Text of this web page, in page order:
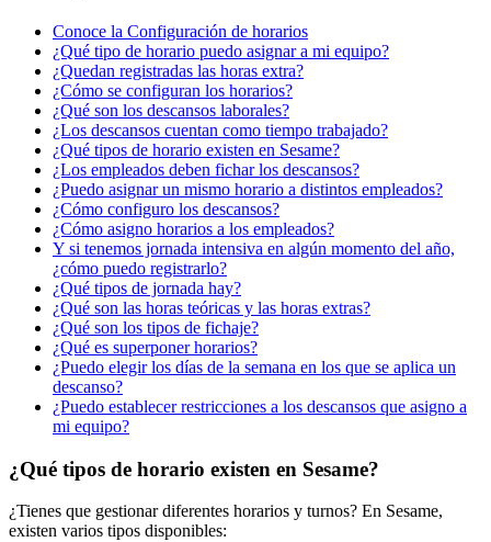
Conoce la Configuración de horarios
¿Qué tipo de horario puedo asignar a mi equipo?
¿Quedan registradas las horas extra?
¿Cómo se configuran los horarios?
¿Qué son los descansos laborales?
¿Los descansos cuentan como tiempo trabajado?
¿Qué tipos de horario existen en Sesame?
¿Los empleados deben fichar los descansos?
¿Puedo asignar un mismo horario a distintos empleados?
¿Cómo configuro los descansos?
¿Cómo asigno horarios a los empleados?
Y si tenemos jornada intensiva en algún momento del año,
¿cómo puedo registrarlo?
¿Qué tipos de jornada hay?
¿Qué son las horas teóricas y las horas extras?
¿Qué son los tipos de fichaje?
¿Qué es superponer horarios?
¿Puedo elegir los días de la semana en los que se aplica un
descanso?
¿Puedo establecer restricciones a los descansos que asigno a
mi equipo?
¿Qué tipos de horario existen en Sesame?
¿Tienes que gestionar diferentes horarios y turnos? En Sesame,
existen varios tipos disponibles: